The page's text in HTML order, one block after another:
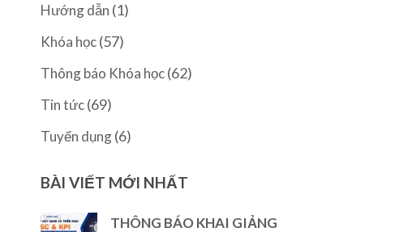
Hướng dẫn (1)
Khóa học(57)
Thông báo Khóa học(62)
Tin tức(69)
Tuyển dụng(6)
BÀI VIẾT MỚI NHẤT
THÔNG BÁO KHAI GIẢNG